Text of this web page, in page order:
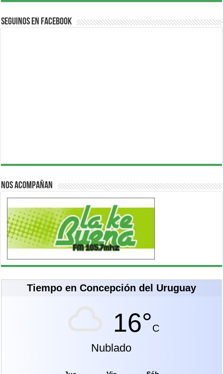
Seguinos en Facebook
Nos acompañan
Tiempo en Concepción del Uruguay
16°C
Nublado